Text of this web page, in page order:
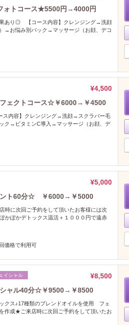
ォトコース★5500円→4000円
果あり◎ 【コース内容】クレンジング→洗顔
→お悩み別パック→マッサージ（お顔、デコ
¥4,500
フェクトコース☆￥6000→￥4500
ス内容】クレンジング→洗顔→スクラバー毛
ク→ビタミンC導入→マッサージ（お顔、デ
¥5,000
ント60分☆ ￥6000→￥5000
に次回ご予約をして頂いたお客様には次
ぽかデトックス温活＋１０００円で遠赤
価格で利用可
イシャル
¥8,500
シャル40分☆￥9500→￥8500
クス♪17種類のブレンドオイルを使用 フェ
作成★ご来店時に次回ご予約をして頂いたお